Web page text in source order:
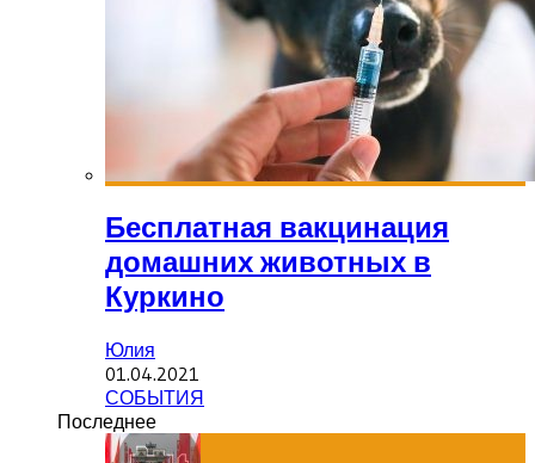
Бесплатная вакцинация
домашних животных в
Куркино
Юлия
01.04.2021
СОБЫТИЯ
Последнее